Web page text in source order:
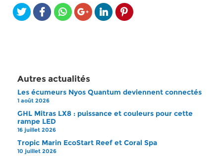
Autres actualités
Les écumeurs Nyos Quantum deviennent connectés
1 août 2026
GHL Mitras LX8 : puissance et couleurs pour cette
rampe LED
16 juillet 2026
Tropic Marin EcoStart Reef et Coral Spa
10 juillet 2026